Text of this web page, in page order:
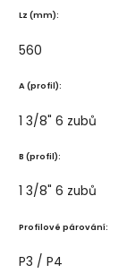
Lz (mm):
560
A (profil):
1 3/8" 6 zubů
B (profil):
1 3/8" 6 zubů
Profilové párování:
P3 / P4